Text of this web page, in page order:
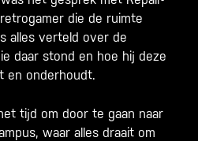
die de ruimte
alles verteld over de
daar stond en hoe hij deze
en onderhoudt.
tijd om door te gaan naar
waar alles draait om